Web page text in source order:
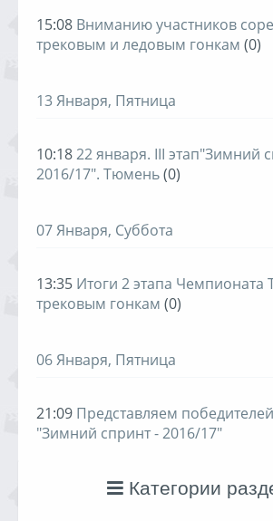
Категории
15:08 Вниманию участников
трековым и ледовым гонкам (0)
13 Января, Пятница
10:1822 января. III этап"Зимний
2016/17". Тюмень(0)
07 Января, Суббота
13:35 Итоги 2 этапа Чемпионата
трековым гонкам (0)
06 Января, Пятница
21:09 Представляем
"Зимний спринт - 2016/17"